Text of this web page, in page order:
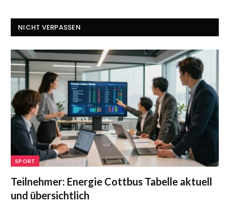
NICHT VERPASSEN
SPORT
Teilnehmer: Energie Cottbus Tabelle aktuell
und übersichtlich